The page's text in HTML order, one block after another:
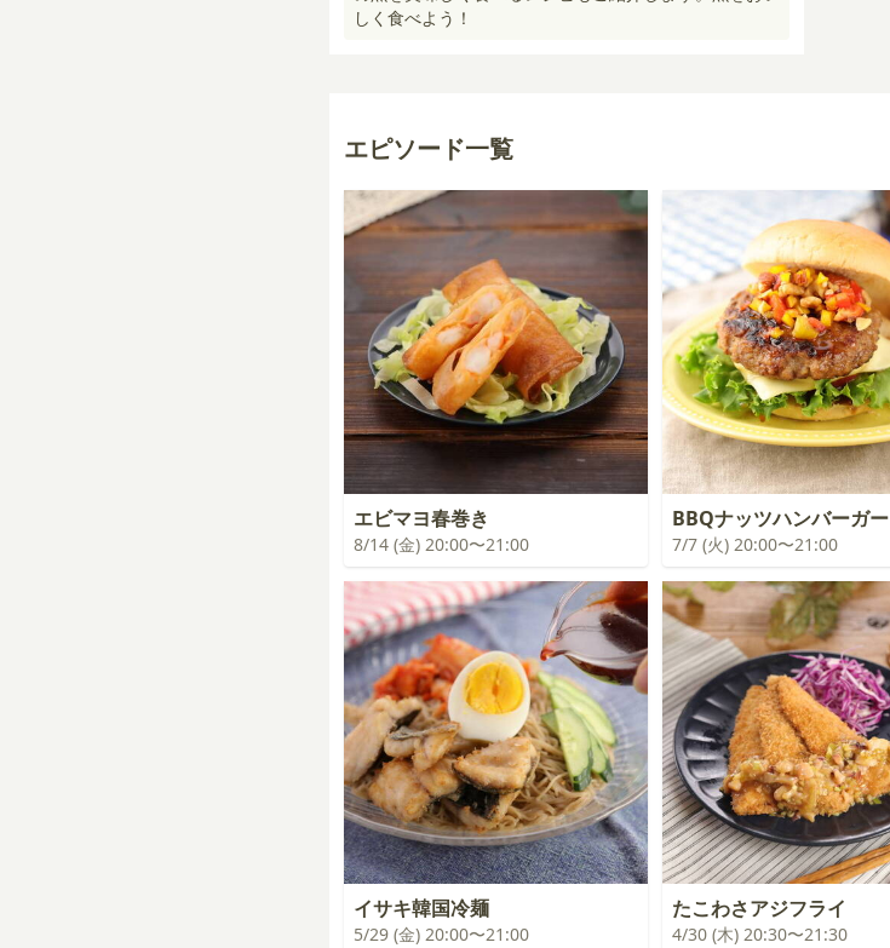
しく食べよう！
エピソード一覧
エビマヨ春巻き
8/14 (金) 20:00〜21:00
BBQナッツハンバーガー
7/7 (火) 20:00〜21:00
イサキ韓国冷麺
5/29 (金) 20:00〜21:00
たこわさアジフライ
4/30 (木) 20:30〜21:30